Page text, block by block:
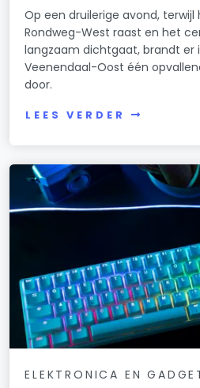
Op een druilerige avond,
Rondweg-West raast en het
langzaam dichtgaat, brandt er
Veenendaal-Oost één
door.
LEES VERDER
ELEKTRONICA EN